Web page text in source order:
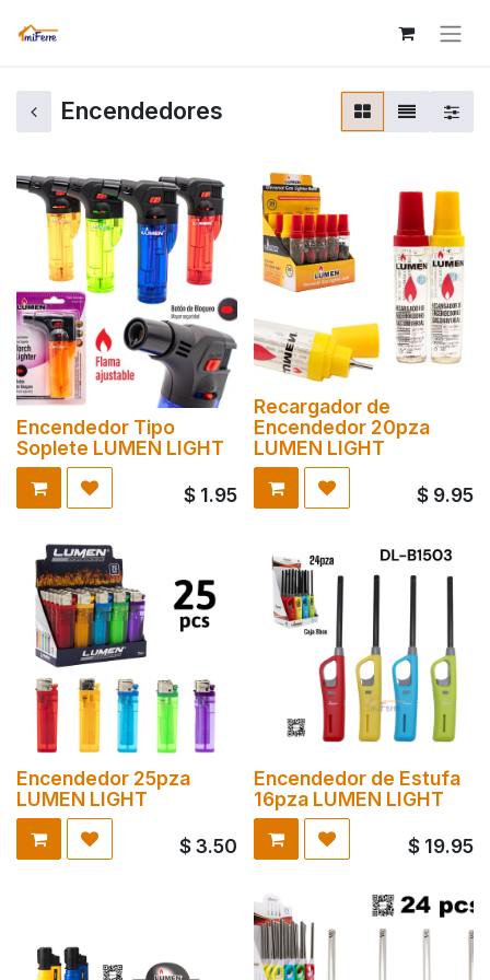
Encendedores
Encendedor Tipo
Soplete LUMEN LIGHT
$ 1.95
Recargador de
Encendedor 20pza
LUMEN LIGHT
$ 9.95
Encendedor 25pza
LUMEN LIGHT
$3.50
Encendedor de Estufa
16pza LUMEN LIGHT
$ 19.95